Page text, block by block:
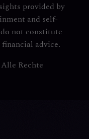
provided by
and self-
not constitute
advice.
Rechte